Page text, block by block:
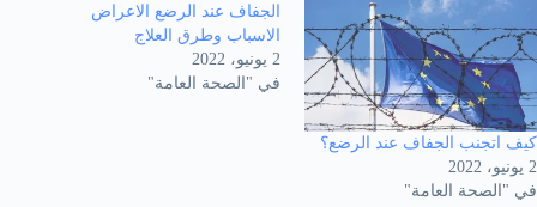
كيف اتجنب الجفاف عند الرضع؟
2 يونيو، 2022
في "الصحة العامة"
الجفاف عند الرضع الاعراض
الاسباب وطرق العلاج
2 يونيو، 2022
في "الصحة العامة"